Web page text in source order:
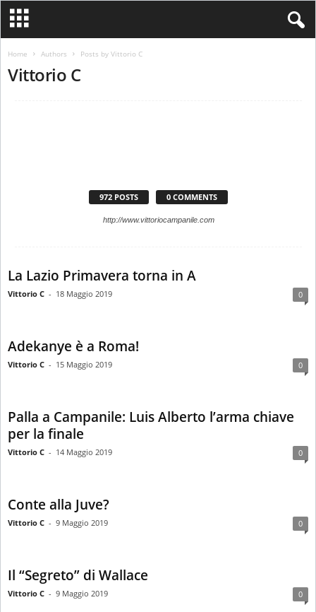
Home Authors Posts by Vittorio C
Vittorio C
972 POSTS 0 COMMENTS
http://www.vittoriocampanile.com
La Lazio Primavera torna in A
Vittorio C - 18 Maggio 2019 0
Adekanye è a Roma!
Vittorio C - 15 Maggio 2019 0
Palla a Campanile: Luis Alberto l’arma chiave
per la finale
Vittorio C - 14 Maggio 2019 0
Conte alla Juve?
Vittorio C - 9 Maggio 2019 0
Il “Segreto” di Wallace
Vittorio C - 9 Maggio 2019 0